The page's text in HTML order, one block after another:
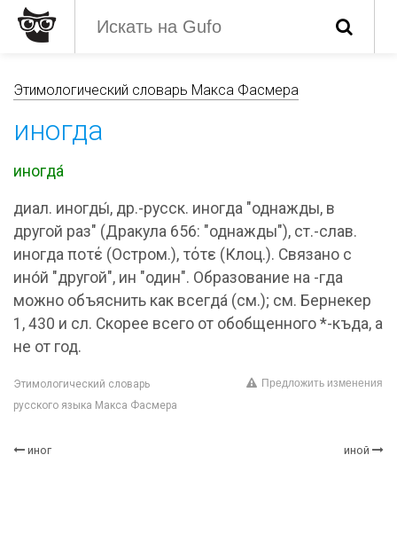
Этимологический словарь Макса Фасмера
иногда
иногда́
диал. иногды́, др.-русск. иногда "однажды, в
другой раз" (Дракула 656: "однажды"), ст.-слав.
иногда ποτέ (Остром.), τότε (Клоц.). Связано с
ино́й "другой", ин "один". Образование на -гда
можно объяснить как всегда́ (см.); см. Бернекер
1, 430 и сл. Скорее всего от обобщенного *-къда, а
не от год.
Этимологический словарь
русского языка Макса Фасмера
Предложить изменения
иног иной